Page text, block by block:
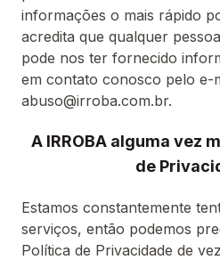
informações o mais rápido
acredita que qualquer
pode nos ter fornecido
em contato conosco pelo e-
abuso@irroba.com.br.
A IRROBA alguma vez
de
Estamos constantemente
serviços, então podemos
Política de Privacidade de